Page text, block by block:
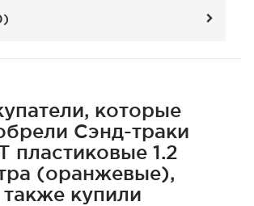
)
которые
Сэнд-траки
пластиковые 1.2
(оранжевые),
также купили